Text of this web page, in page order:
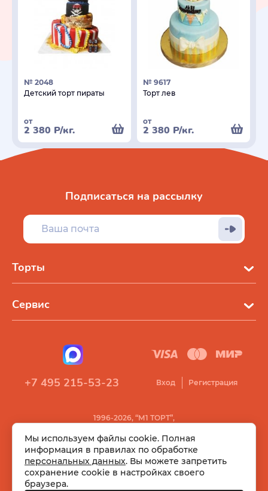
№ 2048
Детский торт пираты
от
2 380 Р/кг.
№ 9617
Торт лев
от
2 380 Р/кг.
Торты
Сервис
Подписаться на рассылку
1996-2026, “М1 ТОРТ”,
+7 495 215-53-23 Вход Регистрация
Мы используем файлы cookie. Полная
информация в правилах по обработке
персональных данных. Вы можете запретить
сохранение cookie в настройках своего
браузера.